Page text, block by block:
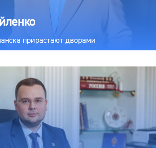
прирастают дворами